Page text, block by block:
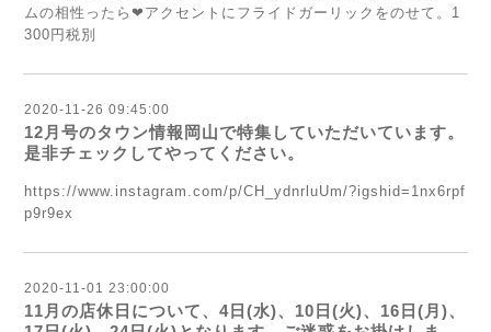
ムの相性ったら❤︎アクセントにフライドガーリックをのせて。1
300円税別
2020-11-26 09:45:00
12月号のタウン情報岡山で特集していただいています。
是非チェックしてやってください。
https://www.instagram.com/p/CH_ydnrluUm/?igshid=1nx6rpf
p9r9ex
2020-11-01 23:00:00
11月の店休日について、4日(水)、10日(火)、16日(月)、